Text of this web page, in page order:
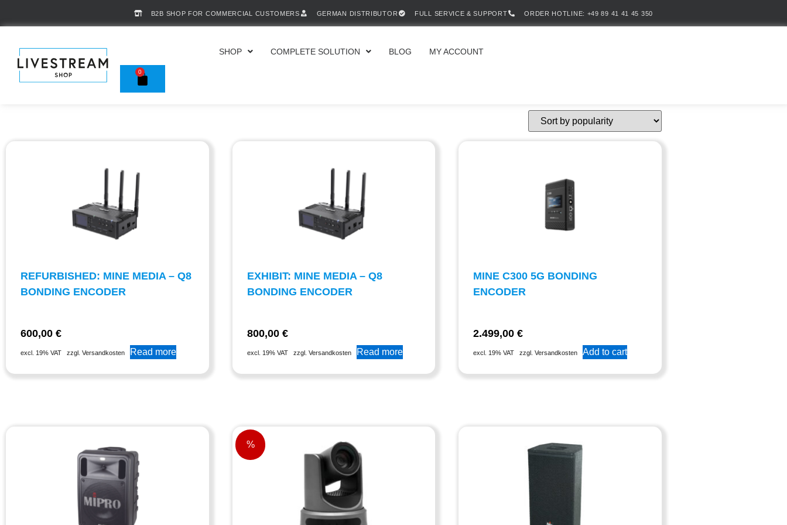
B2B SHOP FOR COMMERCIAL CUSTOMERS GERMAN DISTRIBUTOR FULL SERVICE & SUPPORT ORDER HOTLINE: +49 89 41 41 45 350
SHOP COMPLETE SOLUTION BLOG MY ACCOUNT
0
REFURBISHED: MINE MEDIA – Q8
BONDING ENCODER
600,00 €
excl. 19% VAT zzgl. Versandkosten Read more
EXHIBIT: MINE MEDIA – Q8
BONDING ENCODER
800,00 €
excl. 19% VAT zzgl. Versandkosten Read more
MINE C300 5G BONDING
ENCODER
2.499,00€
excl. 19% VAT zzgl. Versandkosten Add to cart
%